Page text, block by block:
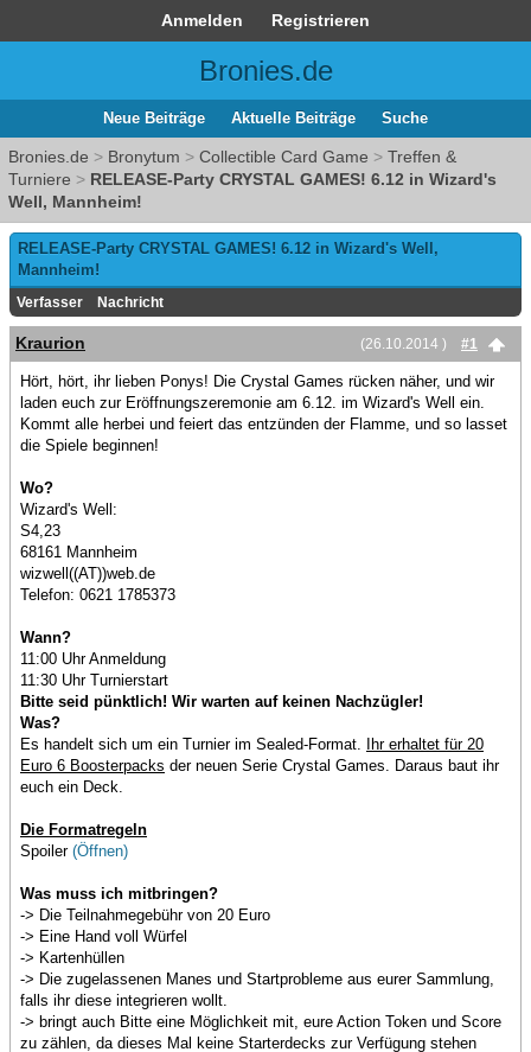
Anmelden Registrieren
Bronies.de
Neue Beiträge Aktuelle Beiträge Suche
Bronies.de > Bronytum > Collectible Card Game > Treffen &
Turniere > RELEASE-Party CRYSTAL GAMES! 6.12 in Wizard's
Well, Mannheim!
RELEASE-Party CRYSTAL GAMES! 6.12 in Wizard's Well,
Mannheim!
Verfasser Nachricht
(26.10.2014 ) #1
Kraurion
Hört, hört, ihr lieben Ponys! Die Crystal Games rücken näher, und wir
laden euch zur Eröffnungszeremonie am 6.12. im Wizard's Well ein.
Kommt alle herbei und feiert das entzünden der Flamme, und so lasset
die Spiele beginnen!
Wo?
Wizard's Well:
S4,23
68161 Mannheim
wizwell((AT))web.de
Telefon: 0621 1785373
Wann?
11:00 Uhr Anmeldung
11:30 Uhr Turnierstart
Bitte seid pünktlich! Wir warten auf keinen Nachzügler!
Was?
Es handelt sich um ein Turnier im Sealed-Format.
Ihr erhaltet für 20
Euro 6 Boosterpacks der neuen Serie Crystal Games. Daraus baut ihr
euch ein Deck.
Die Formatregeln
Spoiler (Öffnen)
Was muss ich mitbringen?
-> Die Teilnahmegebühr von 20 Euro
-> Eine Hand voll Würfel
-> Kartenhüllen
-> Die zugelassenen Manes und Startprobleme aus eurer Sammlung,
falls ihr diese integrieren wollt.
-> bringt auch Bitte eine Möglichkeit mit, eure Action Token und Score
zu zählen, da dieses Mal keine Starterdecks zur Verfügung stehen